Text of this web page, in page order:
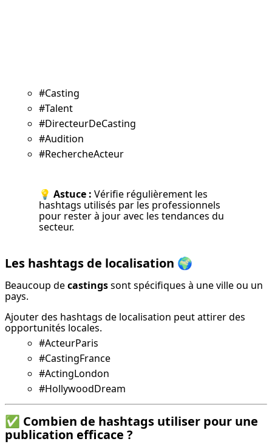
#Casting
#Talent
#DirecteurDeCasting
#Audition
#RechercheActeur
💡 Astuce : Vérifie régulièrement les
hashtags utilisés par les professionnels
pour rester à jour avec les tendances du
secteur.
Les hashtags de localisation 🌍
Beaucoup de castings sont spécifiques à une ville ou un
pays.
Ajouter des hashtags de localisation peut attirer des
opportunités locales.
#ActeurParis
#CastingFrance
#ActingLondon
#HollywoodDream
✅ Combien de hashtags utiliser pour une
publication efficace ?